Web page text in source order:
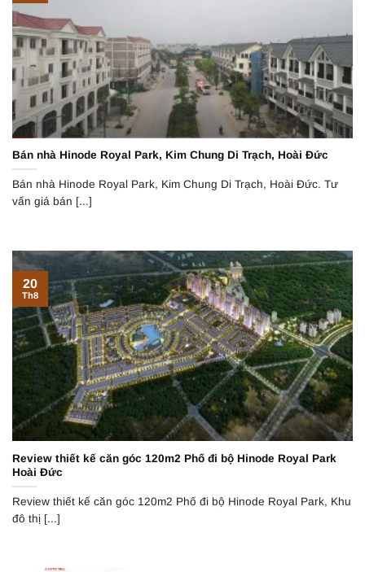
Bán nhà Hinode Royal Park, Kim Chung Di Trạch, Hoài Đức
Bán nhà Hinode Royal Park, Kim Chung Di Trạch, Hoài Đức. Tư
vấn giá bán [...]
Review thiết kế căn góc 120m2 Phố đi bộ Hinode Royal Park
Hoài Đức
Review thiết kế căn góc 120m2 Phố đi bộ Hinode Royal Park, Khu
đô thị [...]
20
Th8